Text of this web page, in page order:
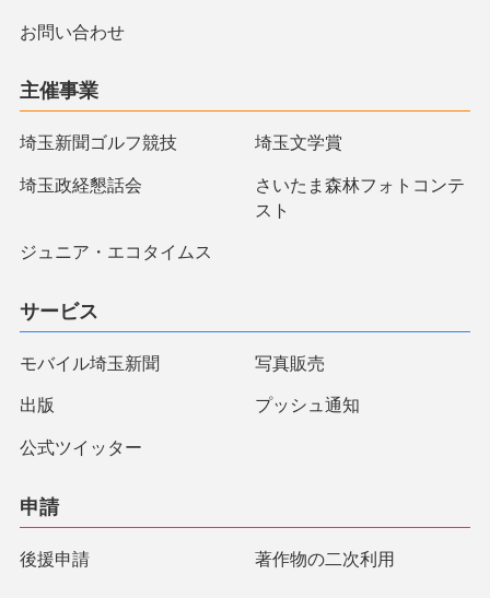
お問い合わせ
主催事業
埼玉新聞ゴルフ競技 埼玉文学賞
埼玉政経懇話会
さいたま森林フォトコンテ
スト
ジュニア・エコタイムス
サービス
モバイル埼玉新聞 写真販売
出版 プッシュ通知
公式ツイッター
申請
後援申請 著作物の二次利用